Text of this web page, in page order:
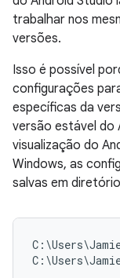
trabalhar nos
versões.
Isso é possível
configurações
específicas da
versão estável do
visualização do
Windows, as
salvas em